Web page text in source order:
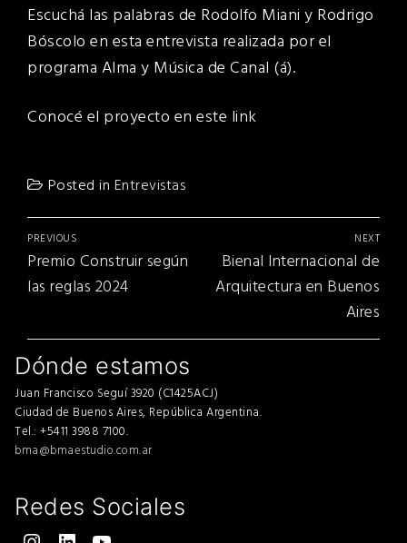
Escuchá las palabras de Rodolfo Miani y Rodrigo
Bóscolo en esta entrevista realizada por el
programa Alma y Música de Canal (á).
Conocé el proyecto en este link
Posted in Entrevistas
Navegación
de
entradas
PREVIOUS
Previous
post:
Premio Construir según
las reglas 2024
NEXT
Next
post:
Bienal Internacional de
Arquitectura en Buenos
Aires
Dónde estamos
Juan Francisco Seguí 3920 (C1425ACJ)
Ciudad de Buenos Aires, República Argentina.
Tel.: +5411 3988 7100.
bma@bmaestudio.com.ar
Redes Sociales